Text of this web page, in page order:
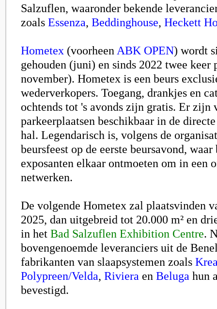
Salzuflen, waaronder bekende
zoals Essenza, Beddinghouse, Heckett
Hometex (voorheen ABK OPEN) wordt
gehouden (juni) en sinds 2022 twee keer
november). Hometex is een beurs
wederverkopers. Toegang, drankjes en
ochtends tot 's avonds zijn gratis. Er zijn
parkeerplaatsen beschikbaar in de
hal. Legendarisch is, volgens de
beursfeest op de eerste beursavond, waar
exposanten elkaar ontmoeten om in een
netwerken.
De volgende Hometex zal plaatsvinden
2025, dan uitgebreid tot 20.000 m² en
in het Bad Salzuflen Exhibition Centre.
bovengenoemde leveranciers uit de
fabrikanten van slaapsystemen zoals
Polypreen/Velda, Riviera en Beluga hun
bevestigd.